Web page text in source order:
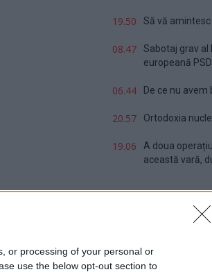
or processing of your personal or
use the below opt-out section to
19.50 Să vă
08.47
Sabotaj grav al
europeană
06.44 De ce nu avem
20.57 Ortodoxia
19.06
A doua
această vară,